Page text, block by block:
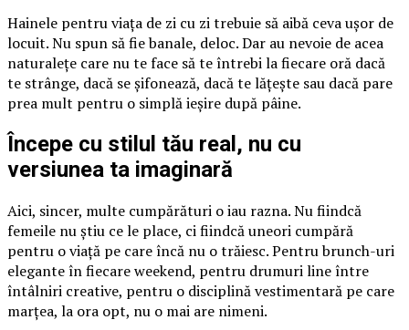
Hainele pentru viața de zi cu zi trebuie să aibă ceva ușor de
locuit. Nu spun să fie banale, deloc. Dar au nevoie de acea
naturalețe care nu te face să te întrebi la fiecare oră dacă
te strânge, dacă se șifonează, dacă te lățește sau dacă pare
prea mult pentru o simplă ieșire după pâine.
Începe cu stilul tău real, nu cu
versiunea ta imaginară
Aici, sincer, multe cumpărături o iau razna. Nu fiindcă
femeile nu știu ce le place, ci fiindcă uneori cumpără
pentru o viață pe care încă nu o trăiesc. Pentru brunch-uri
elegante în fiecare weekend, pentru drumuri line între
întâlniri creative, pentru o disciplină vestimentară pe care
marțea, la ora opt, nu o mai are nimeni.